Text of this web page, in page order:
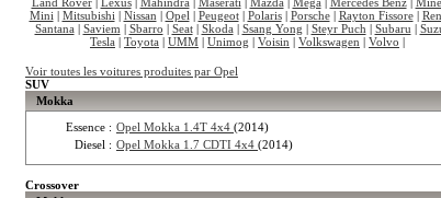
Mini | Mitsubishi | Nissan | Opel | Peugeot| Polaris| Porsche| Rayton Fissore|
Santana | Saviem | Sbarro | Seat| Skoda | Ssang Yong | Steyr Puch | Subaru |
Tesla | Toyota | UMM | Unimog | Voisin | Volkswagen | Volvo |
Voir toutes les voitures produites par Opel
SUV
Mokka
Essence : Opel Mokka 1.4T 4x4 (2014)
Diesel : Opel Mokka 1.7 CDTI 4x4 (2014)
Crossover